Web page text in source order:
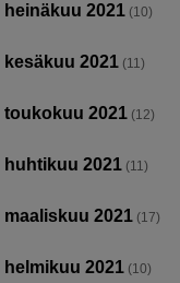
heinäkuu 2021 (10)
kesäkuu 2021 (11)
toukokuu 2021 (12)
huhtikuu 2021 (11)
maaliskuu 2021 (17)
helmikuu 2021 (10)